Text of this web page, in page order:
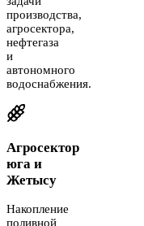
производства,
агросектора,
нефтегаза
и
автономного
водоснабжения.
Агросектор
юга и
Жетысу
Накопление
поливной